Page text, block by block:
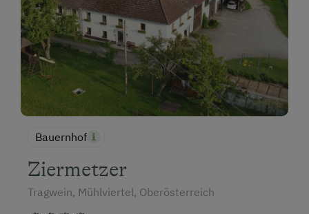
Bauernhof
Ziermetzer
Tragwein, Mühlviertel, Oberösterreich